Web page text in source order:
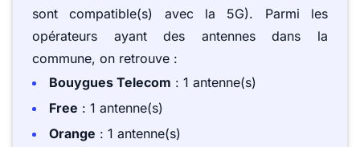
sont compatible(s) avec la 5G). Parmi les
opérateurs ayant des antennes dans la
commune, on retrouve :
Bouygues Telecom : 1 antenne(s)
Free : 1 antenne(s)
Orange : 1 antenne(s)